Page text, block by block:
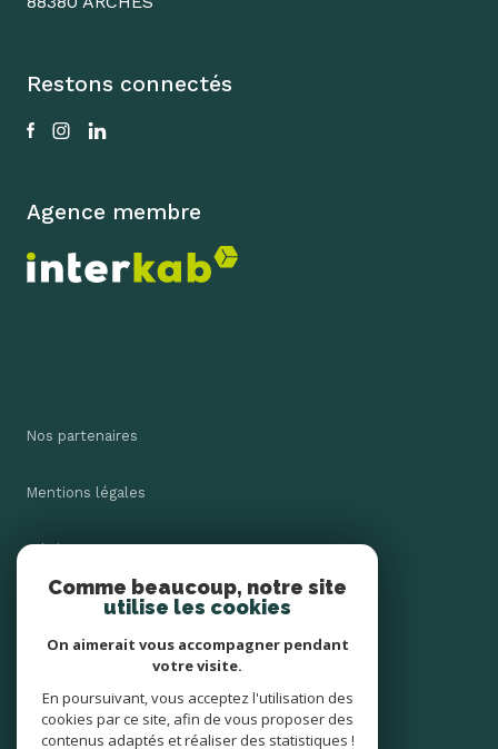
Restons connectés
Agence membre
Nos partenaires
Mentions légales
Admin
Nos honoraires
Cookies
Comme beaucoup, notre site
utilise les cookies
On aimerait vous accompagner pendant
votre visite.
En poursuivant, vous acceptez l'utilisation des
cookies par ce site, afin de vous proposer des
contenus adaptés et réaliser des statistiques !